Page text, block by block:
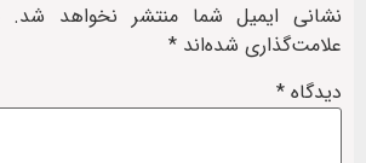
نشانی ایمیل شما منتشر نخواهد شد.
علامت‌گذاری شده‌اند *
دیدگاه *